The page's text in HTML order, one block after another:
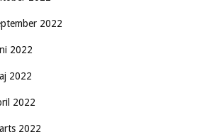
2022
2022
2022
2022
2022